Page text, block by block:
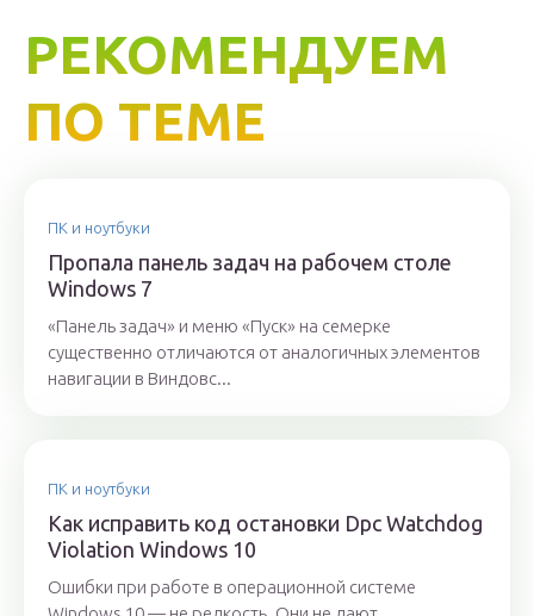
РЕКОМЕНДУЕМ
ПО ТЕМЕ
ПК и ноутбуки
Пропала панель задач на рабочем столе
Windows 7
«Панель задач» и меню «Пуск» на семерке
существенно отличаются от аналогичных элементов
навигации в Виндовс...
ПК и ноутбуки
Как исправить код остановки Dpc Watchdog
Violation Windows 10
Ошибки при работе в операционной системе